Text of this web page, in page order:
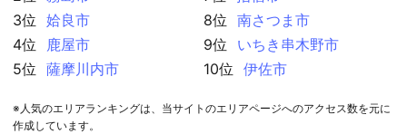
3位
姶良市
4位
鹿屋市
5位
薩摩川内市
8位
南さつま市
9位
いちき串木野市
10位
伊佐市
※人気のエリアランキングは、当サイトのエリアページへのアクセス数を元に
作成しています。